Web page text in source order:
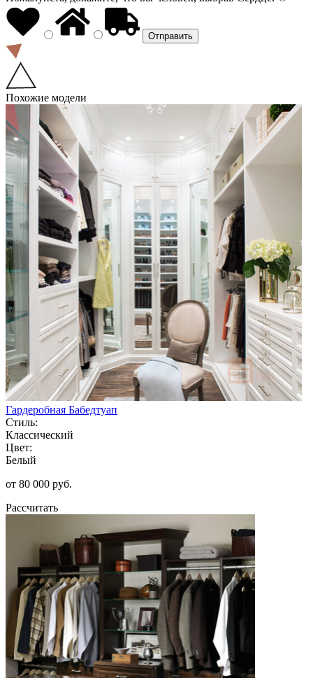
Похожие модели
Гардеробная Бабедтуап
Стиль:
Классический
Цвет:
Белый
от 80 000 руб.
Рассчитать